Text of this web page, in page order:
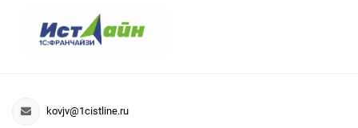
kovjv@1cistline.ru